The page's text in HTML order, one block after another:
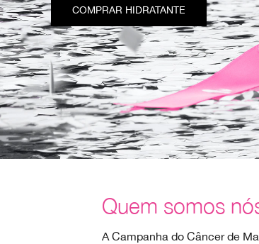
COMPRAR HIDRATANTE
Quem somos
A Campanha do Câncer de